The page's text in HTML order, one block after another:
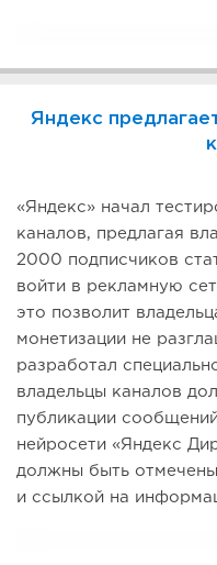
Яндекс
«Яндекс» начал
каналов, предлагая
2000 подписчиков
войти в рекламную
это позволит
монетизации не
разработал
владельцы каналов
публикации
нейросети «Яндекс
должны быть
и ссылкой на